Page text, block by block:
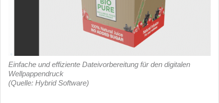
Einfache und effiziente Dateivorbereitung für den digitalen
Wellpappendruck
(Quelle: Hybrid Software)